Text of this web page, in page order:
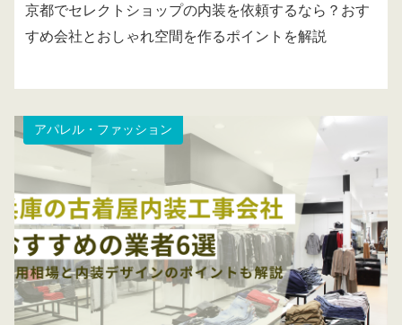
京都でセレクトショップの内装を依頼するなら？おす
すめ会社とおしゃれ空間を作るポイントを解説
アパレル・ファッション